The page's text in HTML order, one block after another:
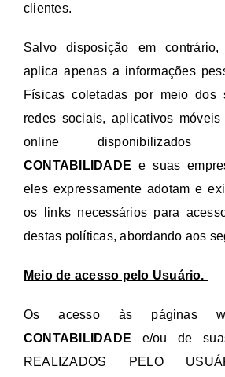
clientes.
Salvo disposição em
aplica apenas a informações
Físicas coletadas por meio dos
redes sociais, aplicativos
online
CONTABILIDADE e suas
eles expressamente adotam e
os links necessários para
destas políticas, abordando aos
Meio de acesso pelo Usuário.
Os acesso às páginas
CONTABILIDADE e/ou de
REALIZADOS PELO